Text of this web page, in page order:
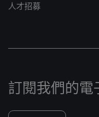
人才招募
訂閱我們的電